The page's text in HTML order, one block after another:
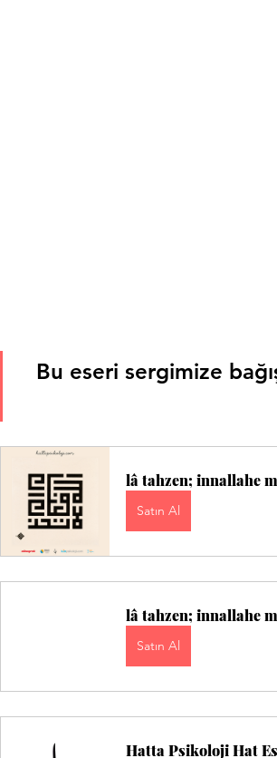
Bu eseri sergimize
lâ tahzen; innallahe
Satın Al
lâ tahzen; innallahe
Satın Al
Hatta Psikoloji Hat